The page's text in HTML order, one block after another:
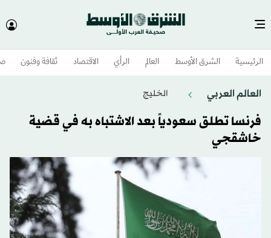
الرئيسية الشرق الأوسط​ العالم الرأي الاقتصاد ثقافة وفنون
العالم العربي الخليج
فرنسا تطلق سعودياً بعد الاشتباه به في قضية
خاشقجي